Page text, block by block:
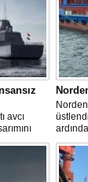
avcı
karşıtı
denize